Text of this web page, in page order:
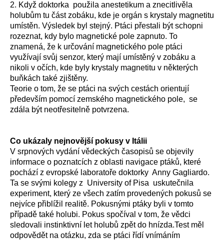
2. Když doktorka použila anestetikum a znecitlivěla
holubům tu část zobáku, kde je orgán s krystaly magnetitu
umístěn. Výsledek byl stejný. Ptáci přestali být schopni
rozeznat, kdy bylo magnetické pole zapnuto. To
znamená, že k určování magnetického pole ptáci
využívají svůj senzor, který mají umístěný v zobáku a
nikoli v očích, kde byly krystaly magnetitu v některých
buňkách také zjištěny.
Teorie o tom, že se ptáci na svých cestách orientují
především pomocí zemského magnetického pole, se
zdála být neotřesitelně potvrzena.
Co ukázaly nejnovější pokusy v Itálii
V srpnových vydání vědeckých časopisů se objevily
informace o poznatcích z oblasti navigace ptáků, které
pochází z evropské laboratoře doktorky Anny Gagliardo.
Ta se svými kolegy z University of Pisa uskutečnila
experiment, který ze všech zatím provedených pokusů se
nejvíce přiblížil realitě. Pokusnými ptáky byli v tomto
případě také holubi. Pokus spočíval v tom, že vědci
sledovali instinktivní let holubů zpět do hnízda.Test měl
odpovědět na otázku, zda se ptáci řídí vnímáním